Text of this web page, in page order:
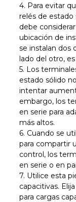
4. Para evitar
relés de estado
debe
ubicación de
se instalan dos
lado del otro,
5. Los
estado sólido
intentar
embargo, los
en serie para
más altos.
6. Cuando se
para compartir
control, los
en serie o en
7. Utilice esta
capacitivas.
para cargas